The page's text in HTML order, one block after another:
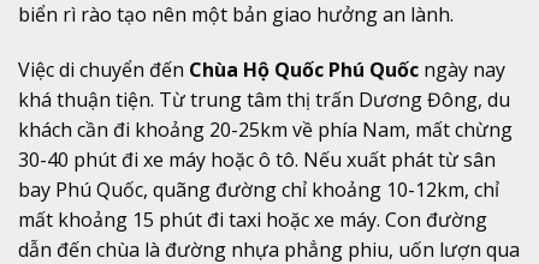
biển rì rào tạo nên một bản giao hưởng an lành.
Việc di chuyển đến Chùa Hộ Quốc Phú Quốc ngày nay
khá thuận tiện. Từ trung tâm thị trấn Dương Đông, du
khách cần đi khoảng 20-25km về phía Nam, mất chừng
30-40 phút đi xe máy hoặc ô tô. Nếu xuất phát từ sân
bay Phú Quốc, quãng đường chỉ khoảng 10-12km, chỉ
mất khoảng 15 phút đi taxi hoặc xe máy. Con đường
dẫn đến chùa là đường nhựa phẳng phiu, uốn lượn qua